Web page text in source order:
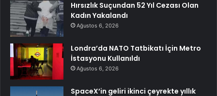
Hırsızlık Suçundan 52 Yıl Cezası Olan
Kadın Yakalandı
Ağustos 6, 2026
Londra’da NATO Tatbikatı İçin Metro
İstasyonu Kullanıldı
Ağustos 6, 2026
SpaceX’in geliri ikinci çeyrekte yıllık